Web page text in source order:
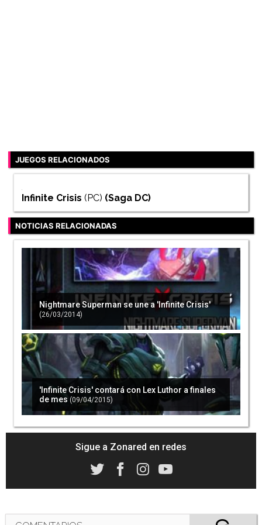
JUEGOS RELACIONADOS
Infinite Crisis (PC) (Saga DC)
NOTICIAS RELACIONADAS
Nightmare Superman se une a 'Infinite Crisis'
(26/03/2014)
'Infinite Crisis' contará con Lex Luthor a finales
de mes (09/04/2015)
Sigue a Zonared en redes